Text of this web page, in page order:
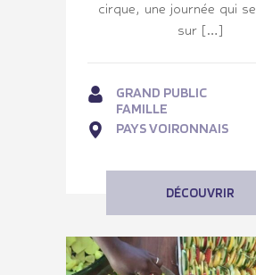
cirque, une journée qui
sur […]
GRAND PUBLIC
FAMILLE
PAYS VOIRONNAIS
DÉCOUVRIR